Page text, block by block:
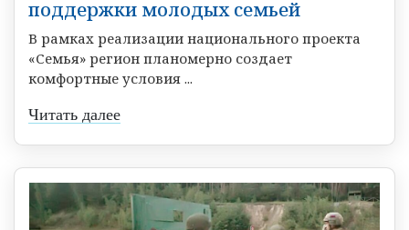
поддержки молодых семьей
В рамках реализации национального проекта
«Семья» регион планомерно создает
комфортные условия ...
Читать далее